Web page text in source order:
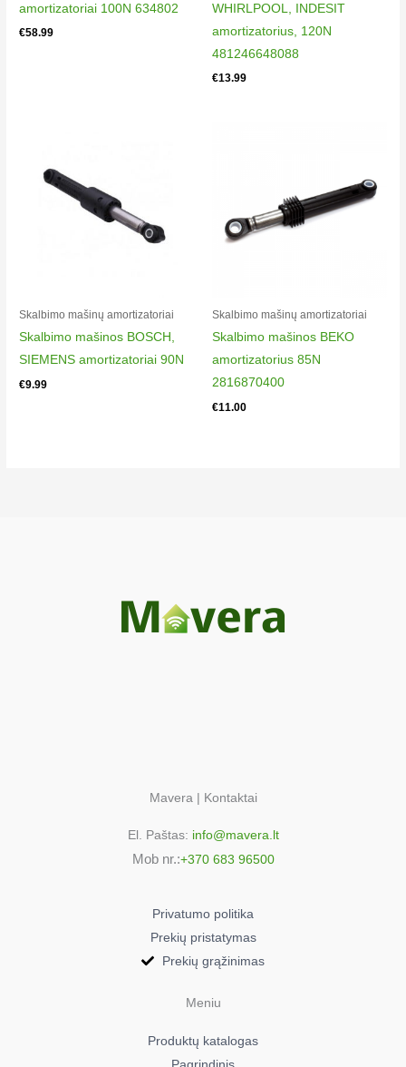
amortizatoriai 100N 634802
€58.99
WHIRLPOOL, INDESIT
amortizatorius, 120N
481246648088
€13.99
Skalbimo mašinų amortizatoriai
Skalbimo mašinos BOSCH,
SIEMENS amortizatoriai 90N
€9.99
Skalbimo mašinų amortizatoriai
Skalbimo mašinos BEKO
amortizatorius 85N
2816870400
€11.00
Mavera | Kontaktai
El. Paštas: info@mavera.lt
Mob nr.:+370 683 96500
Privatumo politika
Prekių pristatymas
Prekių grąžinimas
Meniu
Produktų katalogas